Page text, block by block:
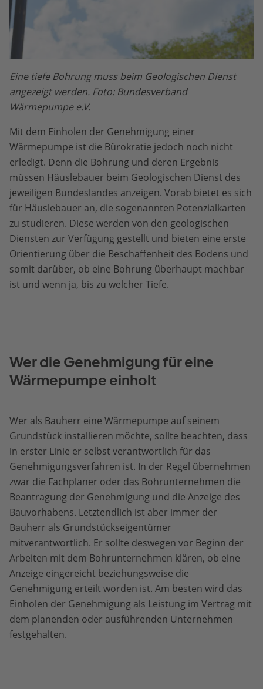
Eine tiefe Bohrung muss beim Geologischen Dienst
angezeigt werden. Foto: Bundesverband
Wärmepumpe e.V.
Mit dem Einholen der Genehmigung einer
Wärmepumpe ist die Bürokratie jedoch noch nicht
erledigt. Denn die Bohrung und deren Ergebnis
müssen Häuslebauer beim Geologischen Dienst des
jeweiligen Bundeslandes anzeigen. Vorab bietet es sich
für Häuslebauer an, die sogenannten Potenzialkarten
zu studieren. Diese werden von den geologischen
Diensten zur Verfügung gestellt und bieten eine erste
Orientierung über die Beschaffenheit des Bodens und
somit darüber, ob eine Bohrung überhaupt machbar
ist und wenn ja, bis zu welcher Tiefe.
Wer die Genehmigung für eine
Wärmepumpe einholt
Wer als Bauherr eine Wärmepumpe auf seinem
Grundstück installieren möchte, sollte beachten, dass
in erster Linie er selbst verantwortlich für das
Genehmigungsverfahren ist. In der Regel übernehmen
zwar die Fachplaner oder das Bohrunternehmen die
Beantragung der Genehmigung und die Anzeige des
Bauvorhabens. Letztendlich ist aber immer der
Bauherr als Grundstückseigentümer
mitverantwortlich. Er sollte deswegen vor Beginn der
Arbeiten mit dem Bohrunternehmen klären, ob eine
Anzeige eingereicht beziehungsweise die
Genehmigung erteilt worden ist. Am besten wird das
Einholen der Genehmigung als Leistung im Vertrag mit
dem planenden oder ausführenden Unternehmen
festgehalten.